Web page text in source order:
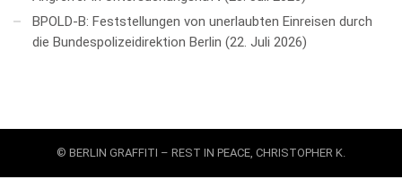
BPOLD-B: Feststellungen von unerlaubten Einreisen durch
die Bundespolizeidirektion Berlin
22. Juli 2026
© BERLIN GRAFFITI – REST IN PEACE, CHRISTOPHER K.